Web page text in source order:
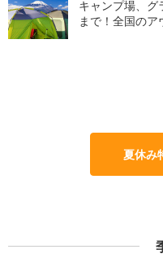
キャンプ場、グ
まで！全国の
夏休み